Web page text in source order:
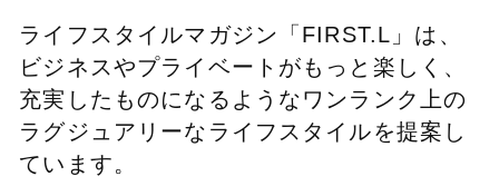
ライフスタイルマガジン「FIRST.L」は、
ビジネスやプライベートがもっと楽しく、
充実したものになるようなワンランク上の
ラグジュアリーなライフスタイルを提案し
ています。